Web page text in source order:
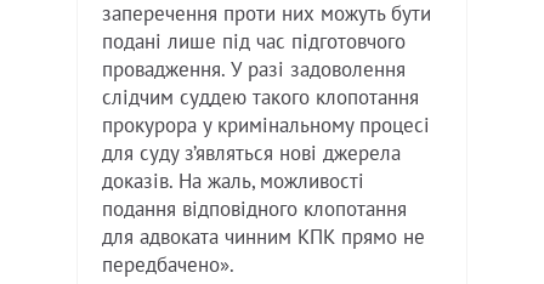
заперечення проти них можуть бути
подані лише під час підготовчого
провадження. У разі задоволення
слідчим суддею такого клопотання
прокурора у кримінальному процесі
для суду з’являться нові джерела
доказів. На жаль, можливості
подання відповідного клопотання
для адвоката чинним КПК прямо не
передбачено».